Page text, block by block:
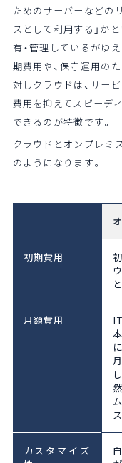
ためのサーバーなどの
スとして利用する」か
有・管理しているがゆ
期費用や、保守運用の
対しクラウドは、サー
費用を抑えてスピーデ
できるのが特徴です。
クラウドとオンプレミ
のようになります。
初期費用
月額費用
カスタマイズ